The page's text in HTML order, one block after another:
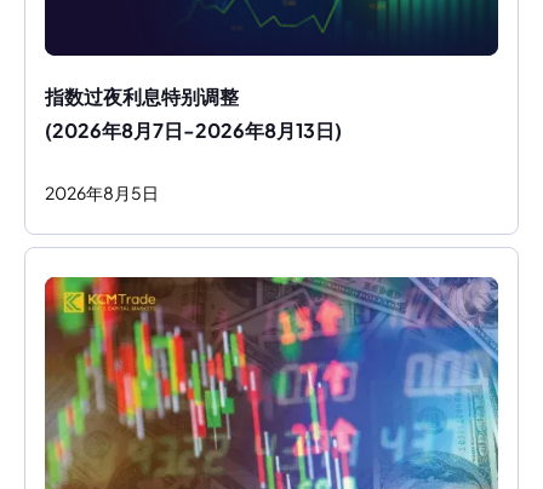
指数过夜利息特别调整
(2026年8月7日-2026年8月13日)
2026年8 月 5日